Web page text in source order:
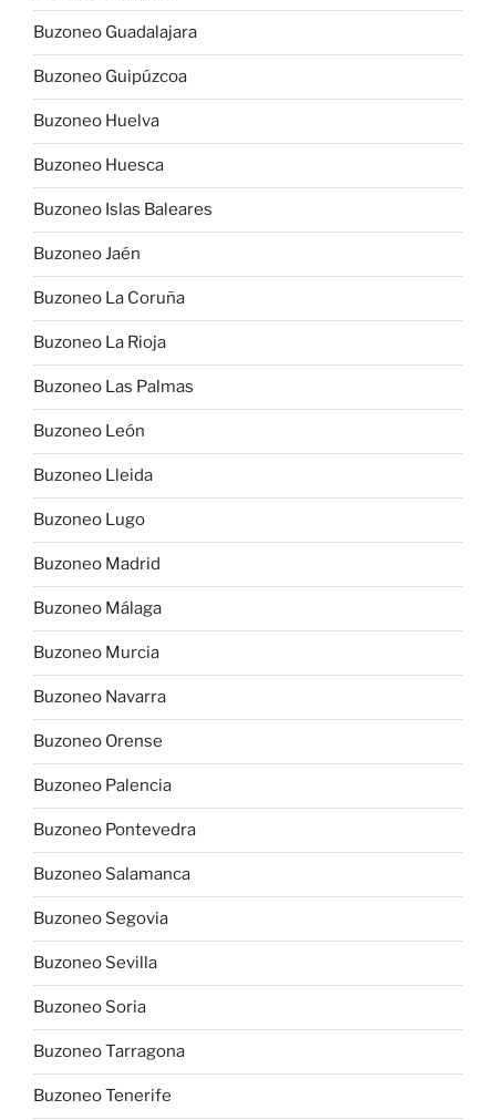
Buzoneo Guadalajara
Buzoneo Guipúzcoa
Buzoneo Huelva
Buzoneo Huesca
Buzoneo Islas Baleares
Buzoneo Jaén
Buzoneo La Coruña
Buzoneo La Rioja
Buzoneo Las Palmas
Buzoneo León
Buzoneo Lleida
Buzoneo Lugo
Buzoneo Madrid
Buzoneo Málaga
Buzoneo Murcia
Buzoneo Navarra
Buzoneo Orense
Buzoneo Palencia
Buzoneo Pontevedra
Buzoneo Salamanca
Buzoneo Segovia
Buzoneo Sevilla
Buzoneo Soria
Buzoneo Tarragona
Buzoneo Tenerife